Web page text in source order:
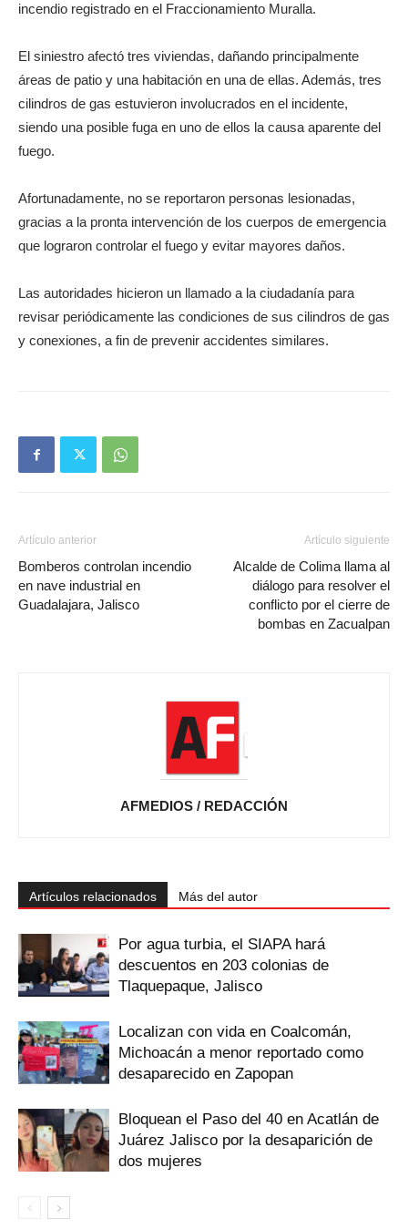
incendio registrado en el Fraccionamiento Muralla.
El siniestro afectó tres viviendas, dañando principalmente
áreas de patio y una habitación en una de ellas. Además, tres
cilindros de gas estuvieron involucrados en el incidente,
siendo una posible fuga en uno de ellos la causa aparente del
fuego.
Afortunadamente, no se reportaron personas lesionadas,
gracias a la pronta intervención de los cuerpos de emergencia
que lograron controlar el fuego y evitar mayores daños.
Las autoridades hicieron un llamado a la ciudadanía para
revisar periódicamente las condiciones de sus cilindros de gas
y conexiones, a fin de prevenir accidentes similares.
Artículo anterior
Bomberos controlan incendio
en nave industrial en
Guadalajara, Jalisco
Artículo siguiente
Alcalde de Colima llama al
diálogo para resolver el
conflicto por el cierre de
bombas en Zacualpan
AFMEDIOS / REDACCIÓN
Artículos relacionados Más del autor
Por agua turbia, el SIAPA hará
descuentos en 203 colonias de
Tlaquepaque, Jalisco
Localizan con vida en Coalcomán,
Michoacán a menor reportado como
desaparecido en Zapopan
Bloquean el Paso del 40 en Acatlán de
Juárez Jalisco por la desaparición de
dos mujeres